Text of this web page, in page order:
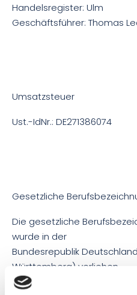
Handelsregister: Ulm
Geschäftsführer: Thomas
Umsatzsteuer
Ust.-IdNr.: DE271386074
Gesetzliche
Die gesetzliche
wurde in der
Bundesrepublik
Württemberg) verliehen.